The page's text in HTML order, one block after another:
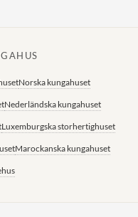
Norska kungahuset
Nederländska kungahuset
Luxemburgska storhertighuset
Marockanska kungahuset